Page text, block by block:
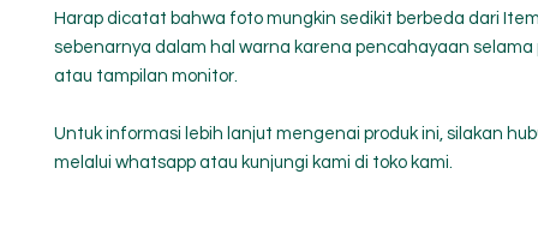
Harap dicatat bahwa foto mungkin sedikit berbeda dari
sebenarnya dalam hal warna karena pencahayaan
atau tampilan monitor.
Untuk informasi lebih lanjut mengenai produk ini, silakan
melalui whatsapp atau kunjungi kami di toko kami.